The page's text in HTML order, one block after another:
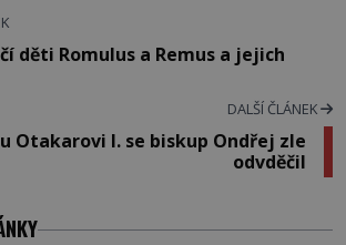
děti Romulus a Remus a jejich
DALŠÍ ČLÁNEK
Otakarovi I. se biskup Ondřej zle
odvděčil